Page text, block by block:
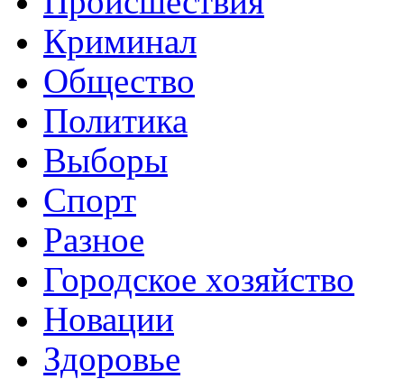
Криминал
Общество
Политика
Выборы
Спорт
Разное
Городское хозяйство
Новации
Здоровье